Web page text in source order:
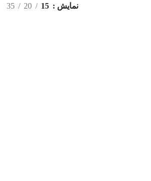
نمایش 15
20
35